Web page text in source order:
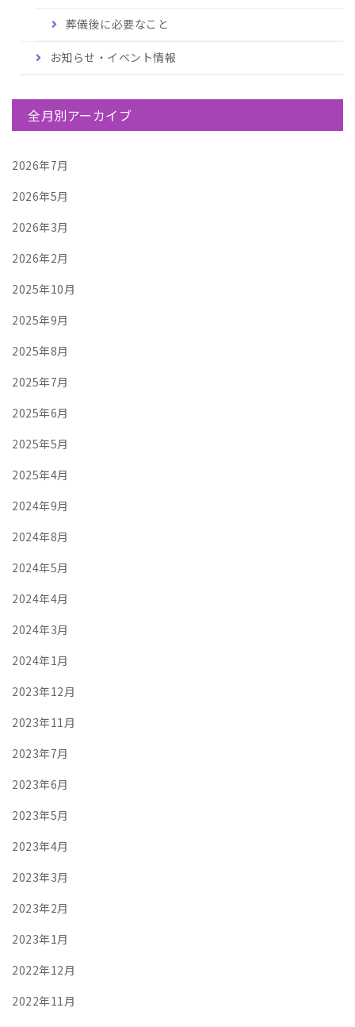
葬儀後に必要なこと
お知らせ・イベント情報
全月別アーカイブ
2026年7月
2026年5月
2026年3月
2026年2月
2025年10月
2025年9月
2025年8月
2025年7月
2025年6月
2025年5月
2025年4月
2024年9月
2024年8月
2024年5月
2024年4月
2024年3月
2024年1月
2023年12月
2023年11月
2023年7月
2023年6月
2023年5月
2023年4月
2023年3月
2023年2月
2023年1月
2022年12月
2022年11月